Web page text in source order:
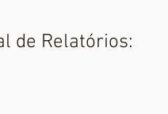
de Relatórios: